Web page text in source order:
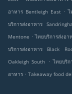
อาหาร Bentleigh East .
บริการส่งอาหาร
Mentone . ไทยบริการส่งอ
บริการส่งอาหาร Black
Oakleigh South
. ไทยบริ
อาหาร . Takeaway food